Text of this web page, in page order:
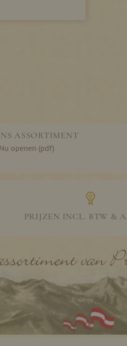
ASSORTIMENT
Nu openen (pdf)
PRIJZEN INCL. BTW &